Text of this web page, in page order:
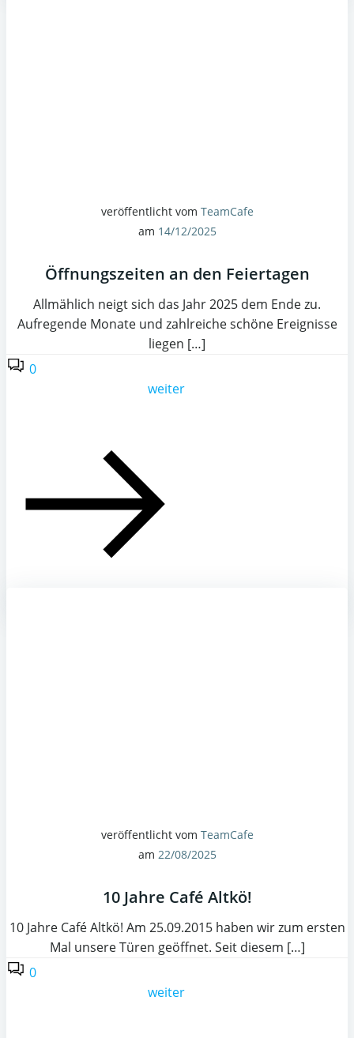
veröffentlicht vom TeamCafe
am 14/12/2025
Öffnungszeiten an den Feiertagen
Allmählich neigt sich das Jahr 2025 dem Ende zu.
Aufregende Monate und zahlreiche schöne Ereignisse
liegen […]
0
weiter
veröffentlicht vom TeamCafe
am 22/08/2025
10 Jahre Café Altkö!
10 Jahre Café Altkö! Am 25.09.2015 haben wir zum ersten
Mal unsere Türen geöffnet. Seit diesem […]
0
weiter